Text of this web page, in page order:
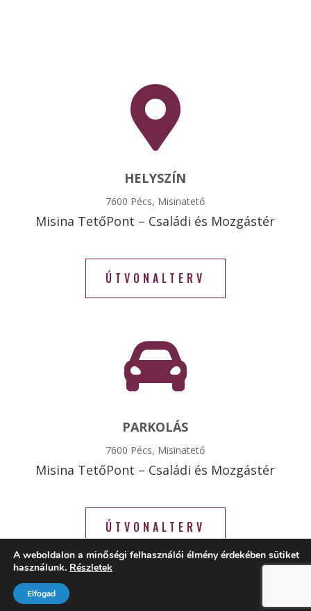

HELYSZÍN
7600 Pécs, Misinatető
Misina TetőPont – Családi és Mozgástér
ÚTVONALTERV

PARKOLÁS
7600 Pécs, Misinatető
Misina TetőPont – Családi és Mozgástér
ÚTVONALTERV
A weboldalon a minőségi felhasználói élmény érdekében sütiket
használunk. Részletek
Elfogad